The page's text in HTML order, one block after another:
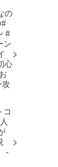
の
#
ン
心
攻
コ
-